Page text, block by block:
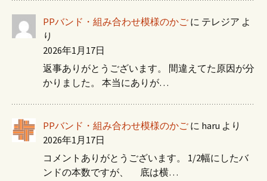
PPバンド・組み合わせ模様のかご に テレジア よ
り
2026年1月17日
返事ありがとうございます。 間違えてた原因が分
かりました。 本当にありが…
PPバンド・組み合わせ模様のかご に haru より
2026年1月17日
コメントありがとうございます。 1/2幅にしたバ
ンドの本数ですが、 底は横…